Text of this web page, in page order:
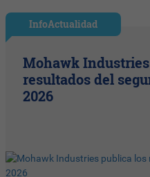
InfoActualidad
Mohawk
resultados del
2026